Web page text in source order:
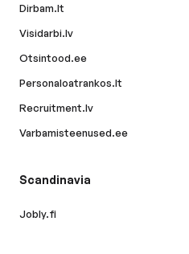
Dirbam.lt
Visidarbi.lv
Otsintood.ee
Personaloatrankos.lt
Recruitment.lv
Varbamisteenused.ee
Scandinavia
Jobly.fi